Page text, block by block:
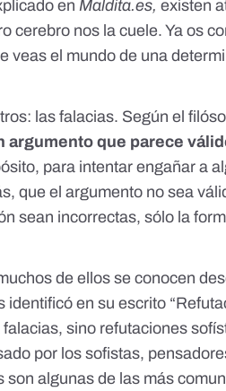
enMaldita.es,existen
cerebro nos la cuele. Ya os
veas el mundo de una
las falacias. Según el
argumento que parece
para intentar engañar a
que el argumento no sea
sean incorrectas, sólo la
de ellos se conocen
identificó en su escrito
sino refutaciones
por los sofistas,
son algunas de las más